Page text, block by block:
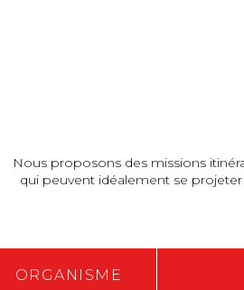
Nous proposons des missions
qui peuvent idéalement se
ORGANISME